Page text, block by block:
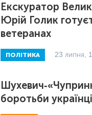
Екскуратор
Юрій Голик
ветеранах
ПОЛІТИКА 23 липня,
Шухевич-
боротьби